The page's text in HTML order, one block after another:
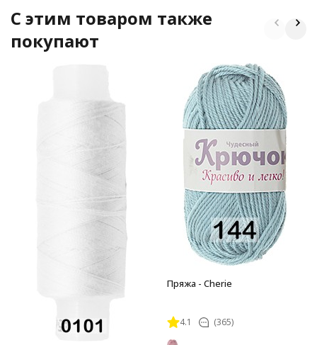
C этим товаром также
покупают
Пряжа - Cherie
4.1 (365)